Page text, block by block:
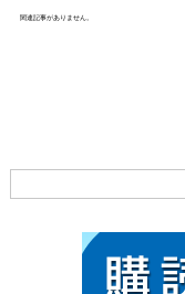
関連記事がありません。